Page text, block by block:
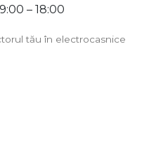
– 18:00
tău în electrocasnice